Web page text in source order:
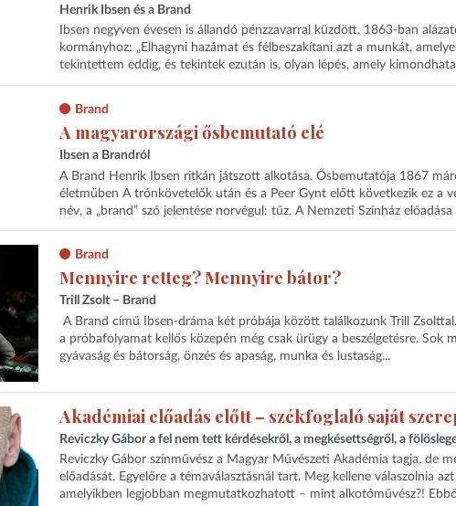
Henrik Ibsen és a Brand
Ibsen negyven évesen is állandó pénzzavarral küzdött. 1863-ban
kormányhoz: „Elhagyni hazámat és félbeszakítani azt a munkát,
tekintettem eddig, és tekintek ezután is, olyan lépés, amely
Brand
A magyarországi ősbemutató elé
Ibsen a Brandról
A Brand Henrik Ibsen ritkán játszott alkotása. Ősbemutatója 1867
életműben A trónkövetelők után és a Peer Gynt előtt következik ez a
név, a „brand” szó jelentése norvégul: tűz. A Nemzeti Színház
Brand
Mennyire retteg? Mennyire bátor?
Trill Zsolt – Brand
A Brand című Ibsen-dráma két próbája között találkozunk Trill
a próbafolyamat kellős közepén még csak ürügy a beszélgetésre. Sok
gyávaság és bátorság, önzés és apaság, munka és lustaság...
Akadémiai előadás előtt – székfoglaló saját
Reviczky Gábor a fel nem tett kérdésekről, a megkésettségről, a
Reviczky Gábor színművész a Magyar Művészeti Akadémia tagja, de
előadását. Egyelőre a témaválasztásnál tart. Meg kellene válaszolnia
amelyikben legjobban megmutatkozhatott – mint alkotóművész?!